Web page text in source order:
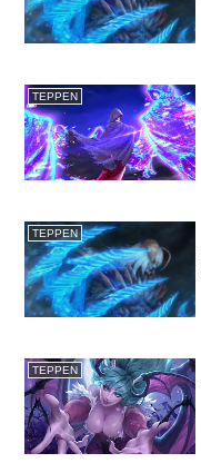
TEPPEN
TEPPEN
TEPPEN